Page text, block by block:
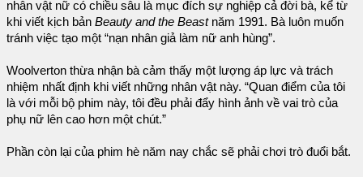
nhân vật nữ có chiều sâu là mục đích sự nghiệp cả đời bà, kể từ
khi viết kịch bản Beauty and the Beast năm 1991. Bà luôn muốn
tránh việc tạo một “nạn nhân giả làm nữ anh hùng”.
Woolverton thừa nhận bà cảm thấy một lượng áp lực và trách
nhiệm nhất định khi viết những nhân vật này. “Quan điểm của tôi
là với mỗi bộ phim này, tôi đều phải đẩy hình ảnh về vai trò của
phụ nữ lên cao hơn một chút.”
Phần còn lại của phim hè năm nay chắc sẽ phải chơi trò đuổi bắt.